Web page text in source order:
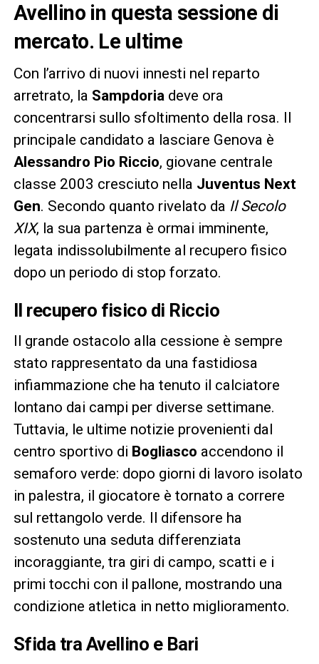
Avellino in questa sessione di
mercato. Le ultime
Con l’arrivo di nuovi innesti nel reparto
arretrato, la Sampdoriadeve ora
concentrarsi sullo sfoltimento della rosa. Il
principale candidato a lasciare Genova è
Alessandro Pio Riccio, giovane centrale
classe 2003 cresciuto nella Juventus Next
Gen. Secondo quanto rivelato da Il Secolo
XIX, la sua partenza è ormai imminente,
legata indissolubilmente al recupero fisico
dopo un periodo di stop forzato.
Il recupero fisico di Riccio
Il grande ostacolo alla cessione è sempre
stato rappresentato da una fastidiosa
infiammazione che ha tenuto il calciatore
lontano dai campi per diverse settimane.
Tuttavia, le ultime notizie provenienti dal
centro sportivo di Bogliasco accendono il
semaforo verde: dopo giorni di lavoro isolato
in palestra, il giocatore è tornato a correre
sul rettangolo verde. Il difensore ha
sostenuto una seduta differenziata
incoraggiante, tra giri di campo, scatti e i
primi tocchi con il pallone, mostrando una
condizione atletica in netto miglioramento.
Sfida tra Avellino e Bari